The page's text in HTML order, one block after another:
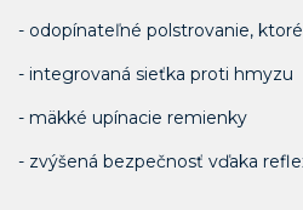
- odopínateľné polstrovanie,
- integrovaná sieťka proti hmyzu
- mäkké upínacie remienky
- zvýšená bezpečnosť vďaka